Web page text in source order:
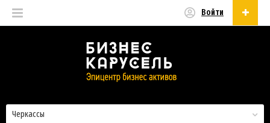
Войти
Черкассы